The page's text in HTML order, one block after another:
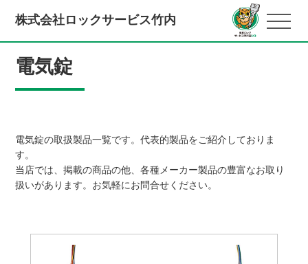
株式会社ロックサービス竹内
電気錠
電気錠の取扱製品一覧です。代表的製品をご紹介しておりま
す。
当店では、掲載の商品の他、各種メーカー製品の豊富なお取り
扱いがあります。お気軽にお問合せください。